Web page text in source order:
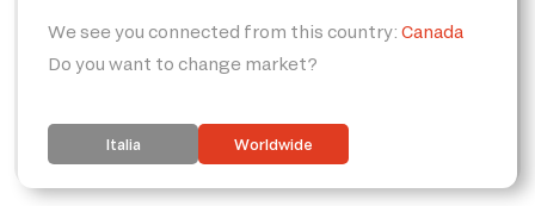
PERSONALIZZABILE
IP65